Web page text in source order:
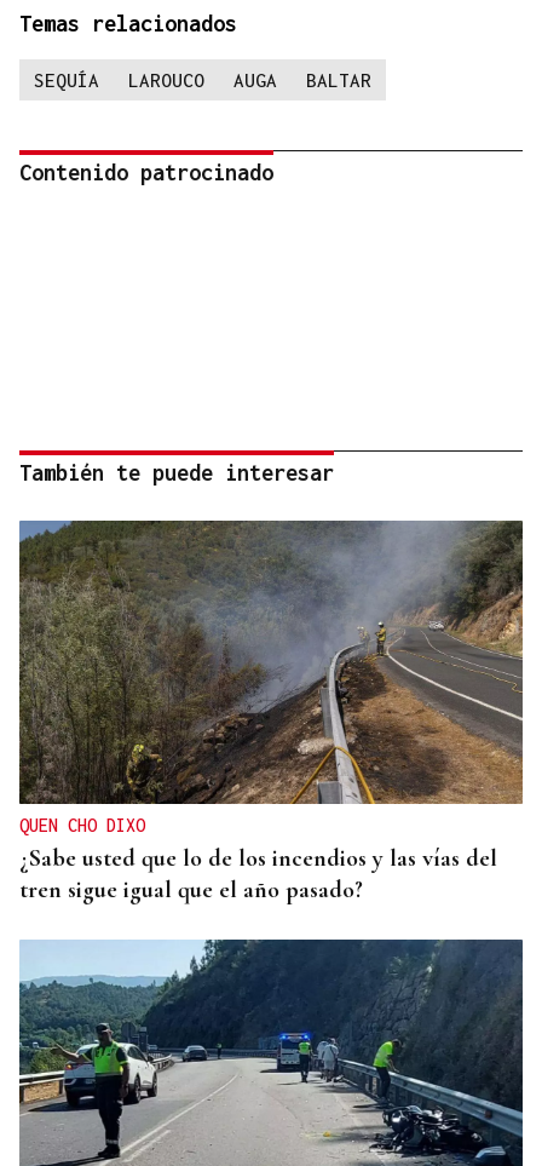
Temas relacionados
SEQUÍA LAROUCO AUGA BALTAR
Contenido patrocinado
También te puede interesar
QUEN CHO DIXO
¿Sabe usted que lo de los incendios y las vías del
tren sigue igual que el año pasado?